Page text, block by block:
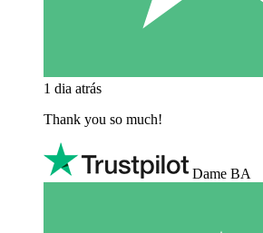
1 dia atrás
Thank you so much!
Dame BA